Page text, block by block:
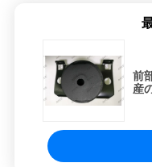
前
産